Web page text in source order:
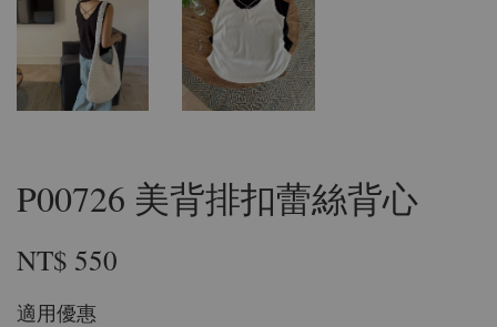
P00726 美背排扣蕾絲背心
NT$ 550
適用優惠